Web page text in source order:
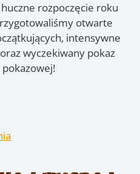
rozpoczęcie roku
otwarte
intensywne
wyczekiwany pokaz